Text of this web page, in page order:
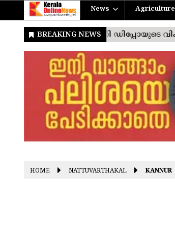
News Agriculture
HOME NATTUVARTHAKAL KANNUR